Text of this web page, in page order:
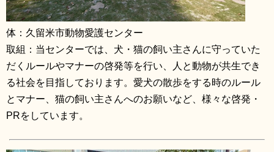
体：久留米市動物愛護センター
取組：当センターでは、犬・猫の飼い主さんに守っていた
だくルールやマナーの啓発等を行い、人と動物が共生でき
る社会を目指しております。愛犬の散歩をする時のルール
とマナー、猫の飼い主さんへのお願いなど、様々な啓発・
PRをしています。